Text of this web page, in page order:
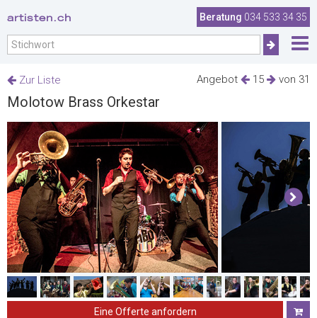
artisten.ch Beratung 034 533 34 35
Angebot 15 von 31
Zur Liste
Molotow Brass Orkestar
Eine Offerte anfordern